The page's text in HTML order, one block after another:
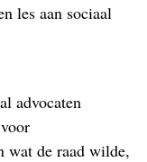
les aan sociaal
advocaten
wat de raad wilde,